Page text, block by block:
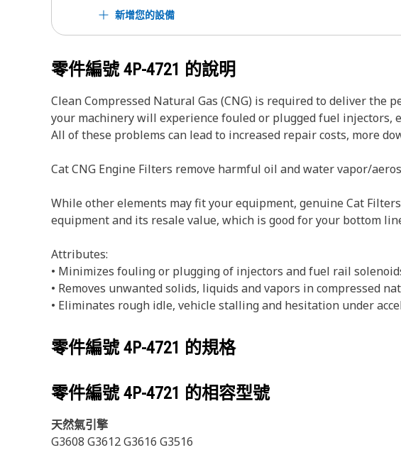
新增您的設備
零件編號4P-4721 的說明
Clean Compressed Natural Gas (CNG) is required to deliver the
your machinery will experience fouled or plugged fuel injectors,
All of these problems can lead to increased repair costs, more
Cat CNG Engine Filters remove harmful oil and water vapor/
While other elements may fit your equipment, genuine Cat
equipment and its resale value, which is good for your bottom
Attributes:
• Minimizes fouling or plugging of injectors and fuel rail
• Removes unwanted solids, liquids and vapors in compressed
• Eliminates rough idle, vehicle stalling and hesitation under
零件編號4P-4721 的規格
零件編號4P-4721 的相容型號
天然氣引擎
G3608 G3612 G3616 G3516